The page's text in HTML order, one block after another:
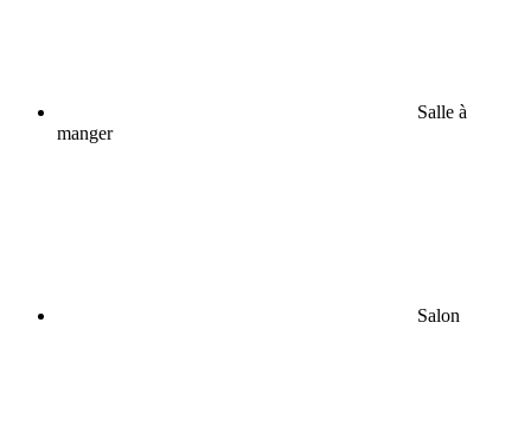
Salle à
manger
Salon